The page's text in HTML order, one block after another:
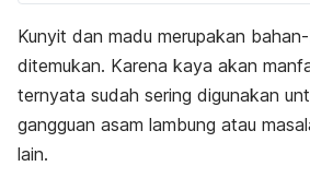
Kunyit dan madu merupakan
ditemukan. Karena kaya akan
ternyata sudah sering digunakan
gangguan asam lambung atau
lain.